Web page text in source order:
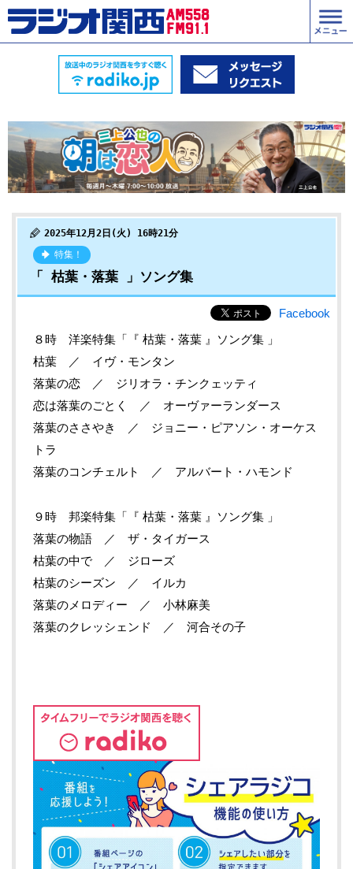
2025年12月2日(火) 16時21分
特集！
「 枯葉・落葉 」ソング集
Facebook
８時 洋楽特集「『 枯葉・落葉 』ソング集 」
枯葉 ／ イヴ・モンタン
落葉の恋 ／ ジリオラ・チンクェッティ
恋は落葉のごとく ／ オーヴァーランダース
落葉のささやき ／ ジョニー・ピアソン・オーケス
トラ
落葉のコンチェルト ／ アルバート・ハモンド
９時 邦楽特集「『 枯葉・落葉 』ソング集 」
落葉の物語 ／ ザ・タイガース
枯葉の中で ／ ジローズ
枯葉のシーズン ／ イルカ
落葉のメロディー ／ 小林麻美
落葉のクレッシェンド ／ 河合その子